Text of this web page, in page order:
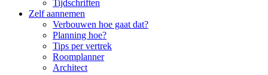
Tijdschriften
Zelf aannemen
Verbouwen hoe gaat dat?
Planning hoe?
Tips per vertrek
Roomplanner
Architect